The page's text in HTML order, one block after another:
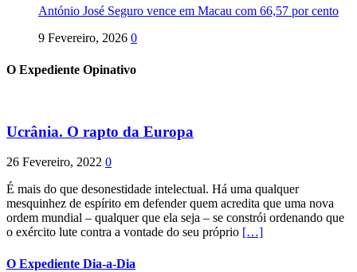
António José Seguro vence em Macau com 66,57 por cento
9 Fevereiro, 2026 0
O Expediente Opinativo
Ucrânia. O rapto da Europa
26 Fevereiro, 2022 0
É mais do que desonestidade intelectual. Há uma qualquer
mesquinhez de espírito em defender quem acredita que uma nova
ordem mundial – qualquer que ela seja – se constrói ordenando que
o exército lute contra a vontade do seu próprio […]
O Expediente Dia-a-Dia